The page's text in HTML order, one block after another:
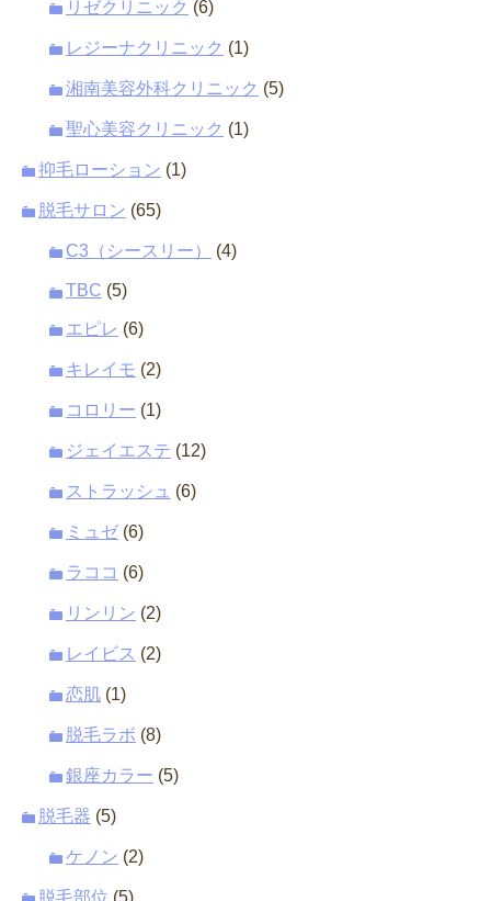
リゼクリニック (6)
レジーナクリニック (1)
湘南美容外科クリニック (5)
聖心美容クリニック (1)
抑毛ローション (1)
脱毛サロン (65)
C3（シースリー） (4)
TBC (5)
エピレ (6)
キレイモ (2)
コロリー (1)
ジェイエステ (12)
ストラッシュ (6)
ミュゼ (6)
ラココ (6)
リンリン (2)
レイビス (2)
恋肌 (1)
脱毛ラボ (8)
銀座カラー (5)
脱毛器 (5)
ケノン (2)
脱毛部位 (5)